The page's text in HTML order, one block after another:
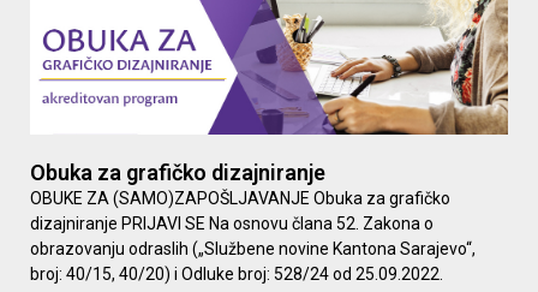
Obuka za grafičko dizajniranje
OBUKE ZA (SAMO)ZAPOŠLJAVANJE Obuka za grafičko
dizajniranje PRIJAVI SE Na osnovu člana 52. Zakona o
obrazovanju odraslih („Službene novine Kantona Sarajevo“,
broj: 40/15, 40/20) i Odluke broj: 528/24 od 25.09.2022.